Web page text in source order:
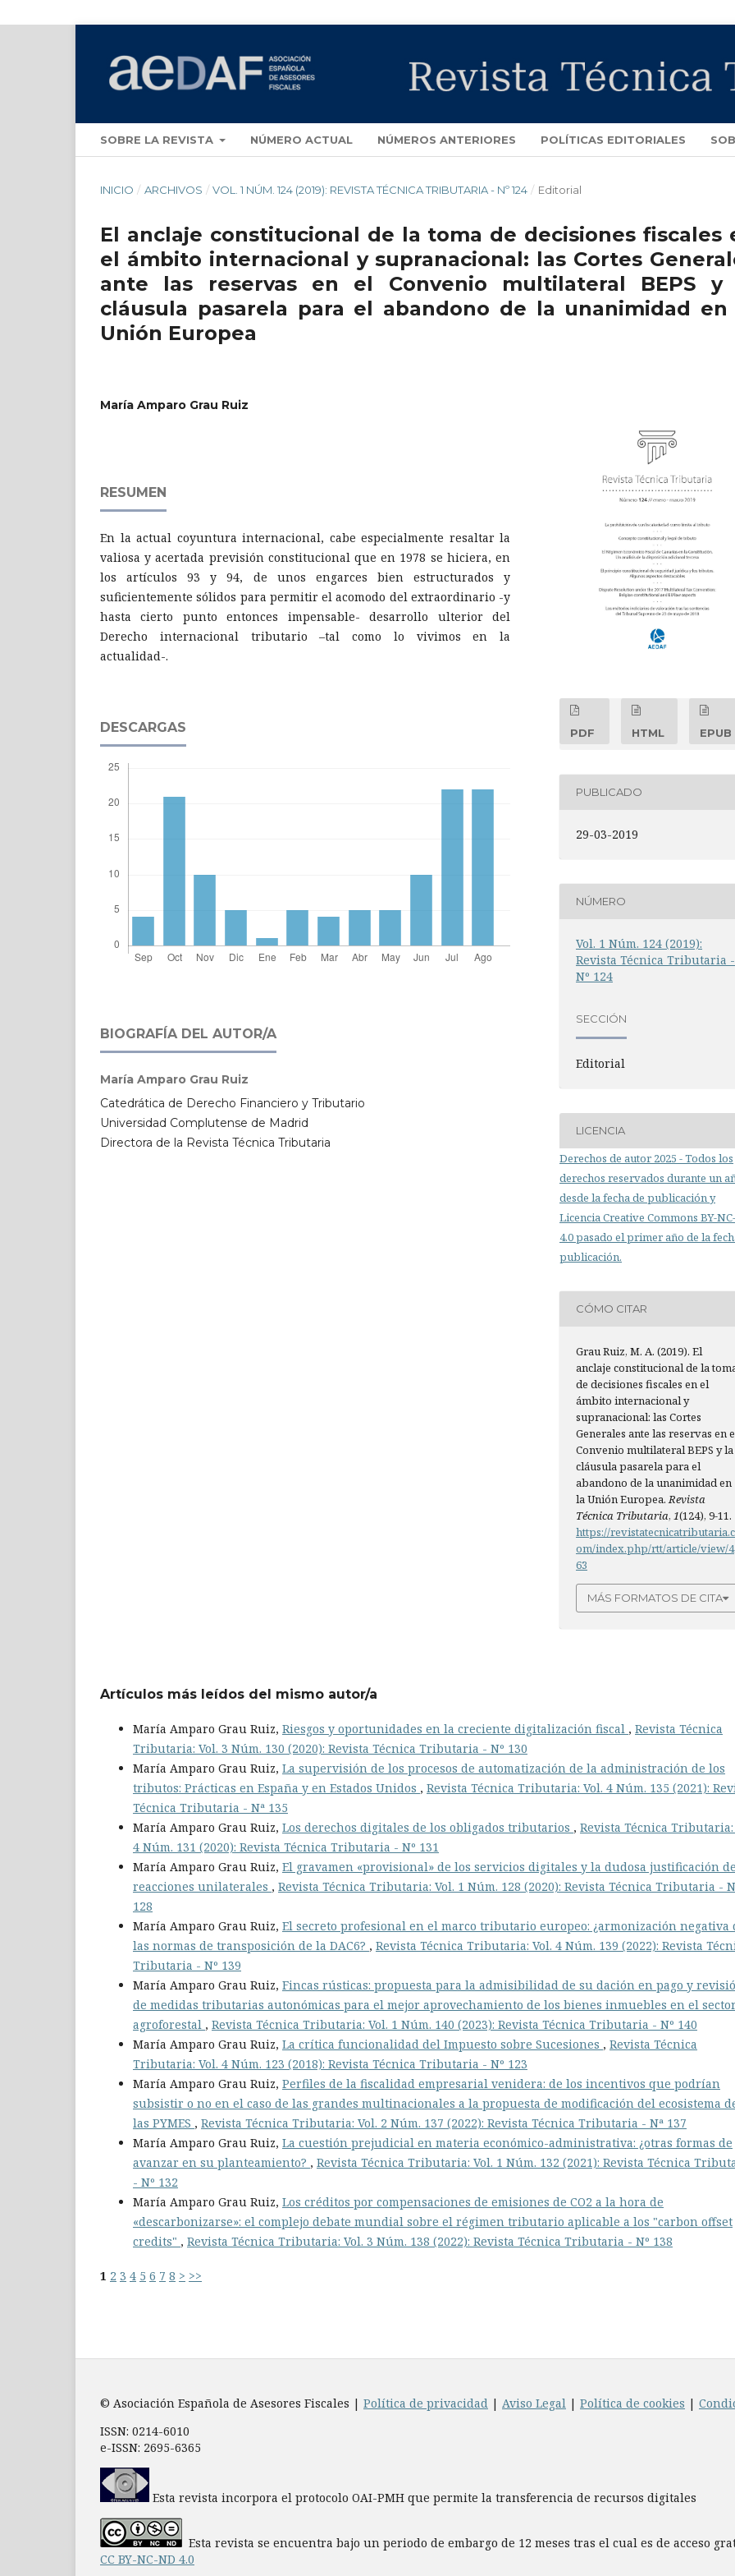
SOBRE LA REVISTA NÚMERO ACTUAL NÚMEROS ANTERIORES POLÍTICAS EDITORIALES
INICIO / ARCHIVOS / VOL. 1 NÚM. 124 (2019): REVISTA TÉCNICA TRIBUTARIA - Nº 124 / Editorial
El anclaje constitucional de la toma de decisiones fiscales
el ámbito internacional y supranacional: las Cortes
ante las reservas en el Convenio multilateral BEPS y
cláusula pasarela para el abandono de la unanimidad en
Unión Europea
María Amparo Grau Ruiz
RESUMEN
En la actual coyuntura internacional, cabe especialmente resaltar la
valiosa y acertada previsión constitucional que en 1978 se hiciera, en
los artículos 93 y 94, de unos engarces bien estructurados y
suficientemente sólidos para permitir el acomodo del extraordinario -y
hasta cierto punto entonces impensable- desarrollo ulterior del
Derecho internacional tributario –tal como lo vivimos en la
actualidad-.
DESCARGAS
BIOGRAFÍA DEL AUTOR/A
María Amparo Grau Ruiz
Catedrática de Derecho Financiero y Tributario
Universidad Complutense de Madrid
Directora de la Revista Técnica Tributaria
PDF HTML EPUB
PUBLICADO
29-03-2019
NÚMERO
Vol. 1 Núm. 124 (2019):
Revista Técnica Tributaria -
Nº 124
SECCIÓN
Editorial
LICENCIA
Derechos de autor 2025 - Todos los
derechos reservados durante un
desde la fecha de publicación y
Licencia Creative Commons BY-
4.0 pasado el primer año de la
publicación.
CÓMO CITAR
Grau Ruiz, M. A. (2019). El
anclaje constitucional de la
de decisiones fiscales en el
ámbito internacional y
supranacional: las Cortes
Generales ante las reservas en
Convenio multilateral BEPS y la
cláusula pasarela para el
abandono de la unanimidad en
la Unión Europea.Revista
Técnica Tributaria,1(124), 9-11.
https://revistatecnicatributaria.c
om/index.php/rtt/article/view/4
63
MÁS FORMATOS DE CITA
Artículos más leídos del mismo autor/a
María Amparo Grau Ruiz, Riesgos y oportunidades en la creciente digitalización fiscal , Revista Técnica
Tributaria: Vol. 3 Núm. 130 (2020): Revista Técnica Tributaria - Nº 130
María Amparo Grau Ruiz, La supervisión de los procesos de automatización de la administración de los
tributos: Prácticas en España y en Estados Unidos , Revista Técnica Tributaria: Vol. 4 Núm. 135 (2021):
Técnica Tributaria - Nª 135
María Amparo Grau Ruiz, Los derechos digitales de los obligados tributarios , Revista Técnica Tributaria:
4 Núm. 131 (2020): Revista Técnica Tributaria - Nº 131
María Amparo Grau Ruiz, El gravamen «provisional» de los servicios digitales y la dudosa justificación de
reacciones unilaterales , Revista Técnica Tributaria: Vol. 1 Núm. 128 (2020): Revista Técnica Tributaria -
128
María Amparo Grau Ruiz, El secreto profesional en el marco tributario europeo: ¿armonización negativa
las normas de transposición de la DAC6? , Revista Técnica Tributaria: Vol. 4 Núm. 139 (2022): Revista
Tributaria - Nº 139
María Amparo Grau Ruiz, Fincas rústicas: propuesta para la admisibilidad de su dación en pago y
de medidas tributarias autonómicas para el mejor aprovechamiento de los bienes inmuebles en el sector
agroforestal , Revista Técnica Tributaria: Vol. 1 Núm. 140 (2023): Revista Técnica Tributaria - Nº 140
María Amparo Grau Ruiz, La crítica funcionalidad del Impuesto sobre Sucesiones , Revista Técnica
Tributaria: Vol. 4 Núm. 123 (2018): Revista Técnica Tributaria - Nº 123
María Amparo Grau Ruiz, Perfiles de la fiscalidad empresarial venidera: de los incentivos que podrían
subsistir o no en el caso de las grandes multinacionales a la propuesta de modificación del ecosistema
las PYMES , Revista Técnica Tributaria: Vol. 2 Núm. 137 (2022): Revista Técnica Tributaria - Nª 137
María Amparo Grau Ruiz, La cuestión prejudicial en materia económico-administrativa: ¿otras formas de
avanzar en su planteamiento? , Revista Técnica Tributaria: Vol. 1 Núm. 132 (2021): Revista Técnica
- Nº 132
María Amparo Grau Ruiz, Los créditos por compensaciones de emisiones de CO2 a la hora de
«descarbonizarse»: el complejo debate mundial sobre el régimen tributario aplicable a los "carbon offset
credits" , Revista Técnica Tributaria: Vol. 3 Núm. 138 (2022): Revista Técnica Tributaria - Nº 138
1 2 3 4 5 6 7 8 > >>
© Asociación Española de Asesores Fiscales | Política de privacidad | Aviso Legal | Política de cookies |
ISSN: 0214-6010
e-ISSN: 2695-6365
Esta revista incorpora el protocolo OAI-PMH que permite la transferencia de recursos digitales
Esta revista se encuentra bajo un periodo de embargo de 12 meses tras el cual es de acceso
CC BY-NC-ND 4.0